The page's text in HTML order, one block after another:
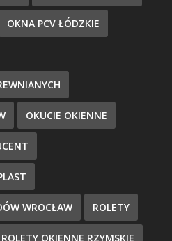
OKNA PCV ŁÓDZKIE
OKUCIE OKIENNE
WROCŁAW ROLETY
ROLETY OKIENNE RZYMSKIE